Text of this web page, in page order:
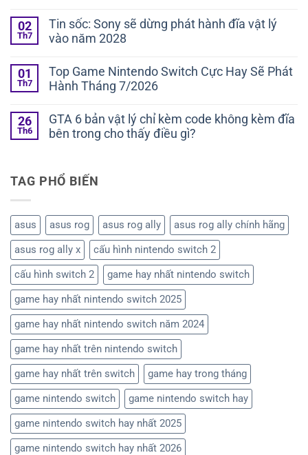
02
Th7
Tin sốc: Sony sẽ dừng phát hành đĩa vật lý
vào năm 2028
01
Th7
Top Game Nintendo Switch Cực Hay Sẽ Phát
Hành Tháng 7/2026
26
Th6
GTA 6 bản vật lý chỉ kèm code không kèm đĩa
bên trong cho thấy điều gì?
TAG PHỔ BIẾN
asus asus rog asus rog ally
asus rog ally chính hãng
asus rog ally x
cấu hình nintendo switch 2
cấu hình switch 2
game hay nhất nintendo switch
game hay nhất nintendo switch 2025
game hay nhất nintendo switch năm 2024
game hay nhất trên nintendo switch
game hay nhất trên switch
game hay trong tháng
game nintendo switch
game nintendo switch hay
game nintendo switch hay nhất 2025
game nintendo switch hay nhất 2026